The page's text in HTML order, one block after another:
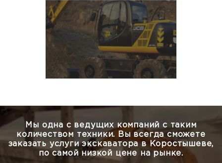
Мы одна с ведущих компаний с таким
количеством техники. Вы всегда сможете
заказать услуги экскаватора в Коростышеве,
по самой низкой цене на рынке.